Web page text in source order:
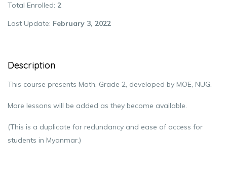
Total Enrolled 2
Last Update February 3, 2022
Description
This course presents Math, Grade 2, developed by MOE, NUG.
More lessons will be added as they become available.
(This is a duplicate for redundancy and ease of access for
students in Myanmar.)